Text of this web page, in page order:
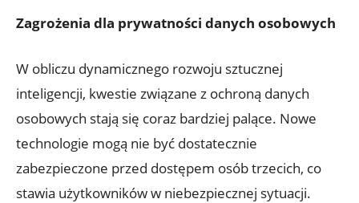
Zagrożenia dla prywatności danych osobowych
W obliczu dynamicznego rozwoju sztucznej
inteligencji,‌ kwestie związane z ochroną danych
osobowych stają się coraz bardziej palące. Nowe⁤
technologie mogą nie być dostatecznie
zabezpieczone przed dostępem osób trzecich, co
stawia ⁢użytkowników w niebezpiecznej⁣ sytuacji.